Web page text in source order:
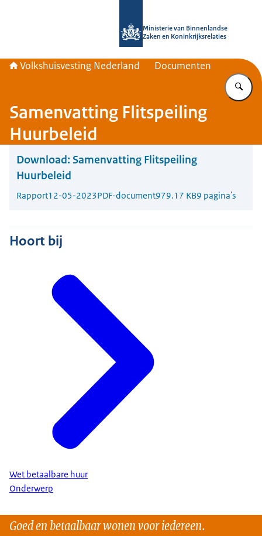
Ministerie van Binnenlandse
Zaken en Koninkrijksrelaties
Volkshuisvesting Nederland Documenten
Samenvatting Flitspeiling
Huurbeleid
Download: Samenvatting Flitspeiling
Huurbeleid
Rapport12-05-2023PDF-document979.17 KB9 pagina's
Hoort bij
Wet betaalbare huur
Onderwerp
Goed en betaalbaar wonen voor iedereen.